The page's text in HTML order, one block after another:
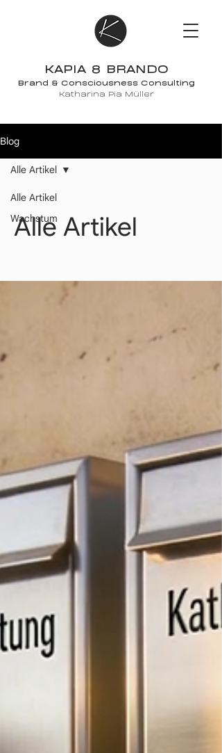
KAPIA 8 BRANDO
Brand & Consciousness Consulting
Katharina Pia Müller
Blog
Alle Artikel
Wachstum
Alle Artikel
Alle Artikel